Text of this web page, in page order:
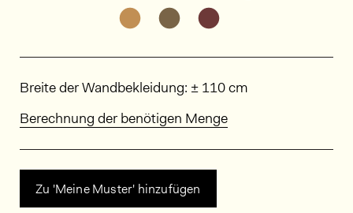
Weitere Varianten entdecken:
Weitere Varianten
Abmessungen
Breite der Wandbekleidung: ± 110 cm
Berechnung der benötigen Menge
Zu 'Meine Muster' hinzufügen